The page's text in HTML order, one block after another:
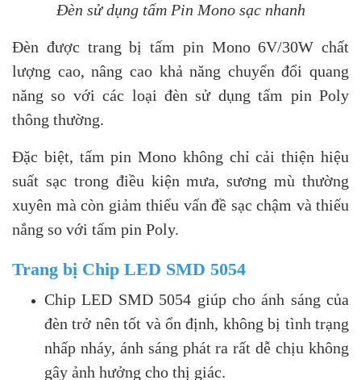
Đèn sử dụng tấm Pin Mono sạc nhanh
Đèn được trang bị tấm pin Mono 6V/30W chất
lượng cao, nâng cao khả năng chuyển đổi quang
năng so với các loại đèn sử dụng tấm pin Poly
thông thường.
Đặc biệt, tấm pin Mono không chỉ cải thiện hiệu
suất sạc trong điều kiện mưa, sương mù thường
xuyên mà còn giảm thiểu vấn đề sạc chậm và thiếu
nắng so với tấm pin Poly.
Trang bị Chip LED SMD 5054
Chip LED SMD 5054 giúp cho ánh sáng của
đèn trở nên tốt và ổn định, không bị tình trạng
nhấp nháy, ánh sáng phát ra rất dễ chịu không
gây ảnh hưởng cho thị giác.